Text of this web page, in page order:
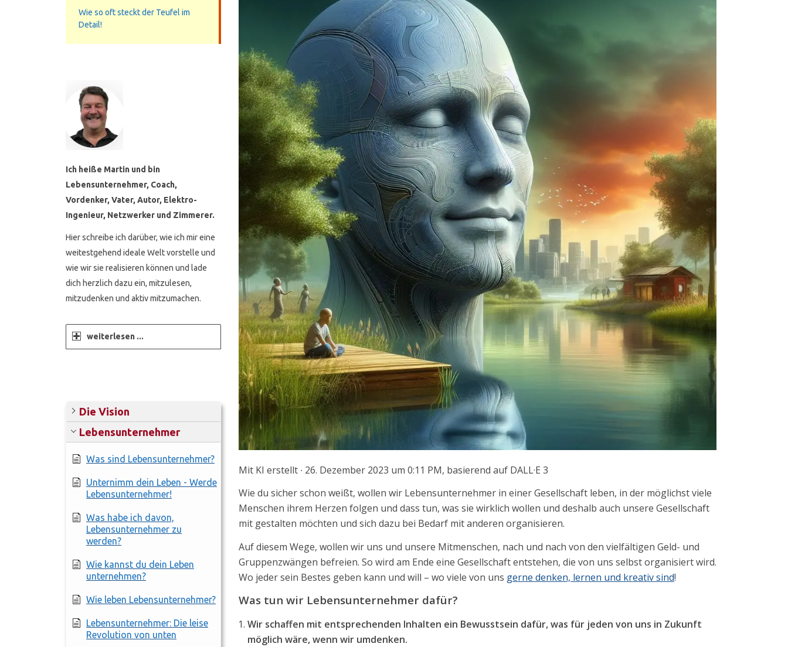
Wie so oft steckt der Teufel im
Detail!
Ich heiße Martin und bin
Lebensunternehmer, Coach,
Vordenker, Vater, Autor, Elektro-
Ingenieur, Netzwerker und Zimmerer.
Hier schreibe ich darüber, wie ich mir eine
weitestgehend ideale Welt vorstelle und
wie wir sie realisieren können und lade
dich herzlich dazu ein, mitzulesen,
mitzudenken und aktiv mitzumachen.
weiterlesen ...
Die Vision
Lebensunternehmer
Was sind Lebensunternehmer?
Unternimm dein Leben - Werde
Lebensunternehmer!
Was habe ich davon,
Lebensunternehmer zu
werden?
Wie kannst du dein Leben
unternehmen?
Wie leben Lebensunternehmer?
Lebensunternehmer: Die leise
Revolution von unten
Mit KI erstellt ∙ 26. Dezember 2023 um 0:11 PM, basierend auf DALL·E 3
Wie du sicher schon weißt, wollen wir Lebensunternehmer in einer Gesellschaft leben, in der möglichst viele
Menschen ihrem Herzen folgen und dass tun, was sie wirklich wollen und deshalb auch unsere Gesellschaft
mit gestalten möchten und sich dazu bei Bedarf mit anderen organisieren.
Auf diesem Wege, wollen wir uns und unsere Mitmenschen, nach und nach von den vielfältigen Geld- und
Gruppenzwängen befreien. So wird am Ende eine Gesellschaft entstehen, die von uns selbst organisiert wird.
Wo jeder sein Bestes geben kann und will – wo viele von uns gerne denken, lernen und kreativ sind!
Was tun wir Lebensunternehmer dafür?
Wir schaffen mit entsprechenden Inhalten ein Bewusstsein dafür, was für jeden von uns in Zukunft
möglich wäre, wenn wir umdenken.